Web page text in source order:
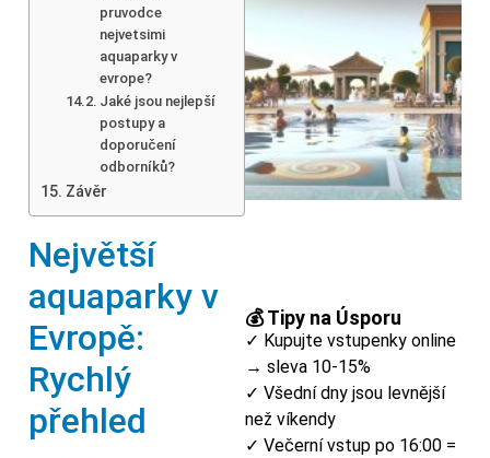
pruvodce
nejvetsimi
aquaparky v
evrope?
Jaké jsou nejlepší
postupy a
doporučení
odborníků?
Závěr
Největší
aquaparky v
Evropě:
Rychlý
přehled
💰 Tipy na Úsporu
✓ Kupujte vstupenky online
→ sleva 10-15%
✓ Všední dny jsou levnější
než víkendy
✓ Večerní vstup po 16:00 =